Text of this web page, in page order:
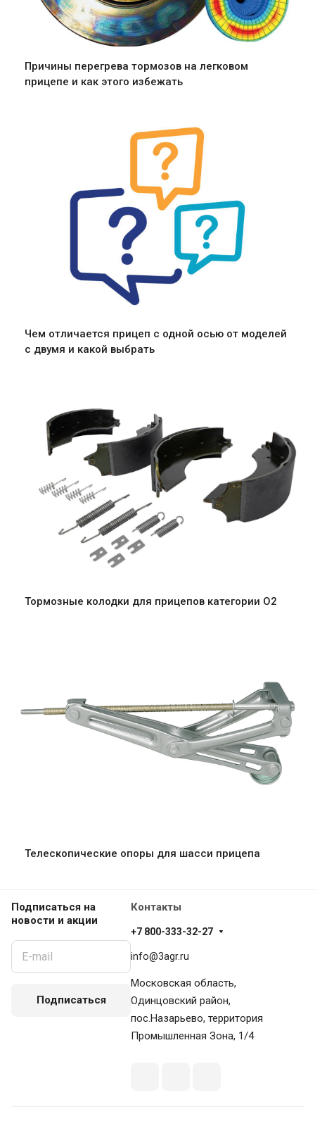
Причины перегрева тормозов на легковом
прицепе и как этого избежать
Чем отличается прицеп с одной осью от моделей
с двумя и какой выбрать
Тормозные колодки для прицепов категории O2
Телескопические опоры для шасси прицепа
Подписаться на
новости и акции
Подписаться
Контакты
+7 800-333-32-27
info@3agr.ru
Московская область,
Одинцовский район,
пос.Назарьево, территория
Промышленная Зона, 1/4